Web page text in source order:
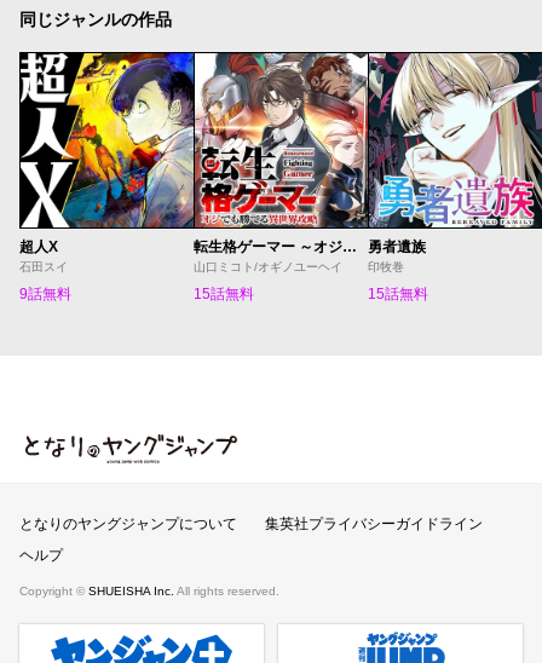
同じジャンルの作品
超人X
石田スイ
9話無料
転生格ゲーマー ～オジでも勝てる異世界攻略～
山口ミコト/オギノユーヘイ
15話無料
勇者遺族
印牧巻
15話無料
となりのヤングジャンプ
となりのヤングジャンプについて
集英社プライバシーガイドライン
ヘルプ
Copyright © SHUEISHA Inc. All rights reserved.
ヤンジャンプラス 週刊ヤングジャンプ公式サイト